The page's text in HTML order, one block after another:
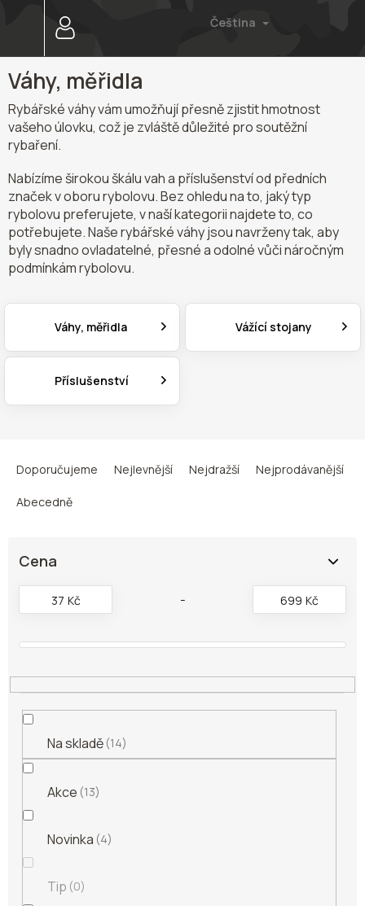
Čeština
Váhy, měřidla
Rybářské váhy vám umožňují přesně zjistit hmotnost
vašeho úlovku, což je zvláště důležité pro soutěžní
rybaření.
Nabízíme širokou škálu vah a příslušenství od předních
značek v oboru rybolovu. Bez ohledu na to, jaký typ
rybolovu preferujete, v naší kategorii najdete to, co
potřebujete. Naše rybářské váhy jsou navrženy tak, aby
byly snadno ovladatelné, přesné a odolné vůči náročným
podmínkám rybolovu.
Váhy, měřidla Vážící stojany
Příslušenství
e
ů
Doporučujeme Nejlevnější Nejdražší Nejprodávanější
Abecedně
Cena
37 Kč 699 Kč
Na skladě 14
Akce 13
Novinka 4
Tip 0